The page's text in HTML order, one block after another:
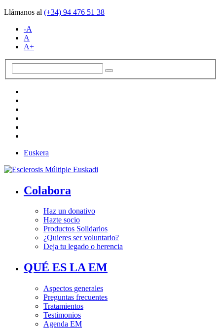
Llámanos al (+34) 94 476 51 38
-A
A
A+
Euskera
Colabora
Haz un donativo
Hazte socio
Productos Solidarios
¿Quieres ser voluntario?
Deja tu legado o herencia
QUÉ ES LA EM
Aspectos generales
Preguntas frecuentes
Tratamientos
Testimonios
Agenda EM